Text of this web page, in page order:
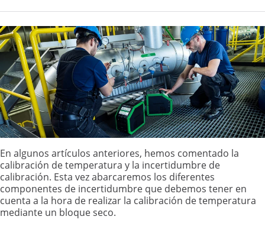
En algunos artículos anteriores, hemos comentado la
calibración de temperatura y la incertidumbre de
calibración. Esta vez abarcaremos los diferentes
componentes de incertidumbre que debemos tener en
cuenta a la hora de realizar la calibración de temperatura
mediante un bloque seco.